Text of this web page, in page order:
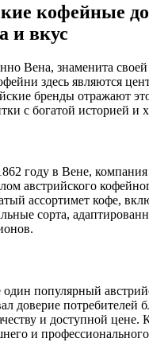
кофейные
и вкус
Вена, знаменита
здесь являются
бренды отражают
с богатой историей и
году в Вене,
австрийского
ассортимет кофе,
сорта,
популярный
доверие потребителей
и доступной цене.
и